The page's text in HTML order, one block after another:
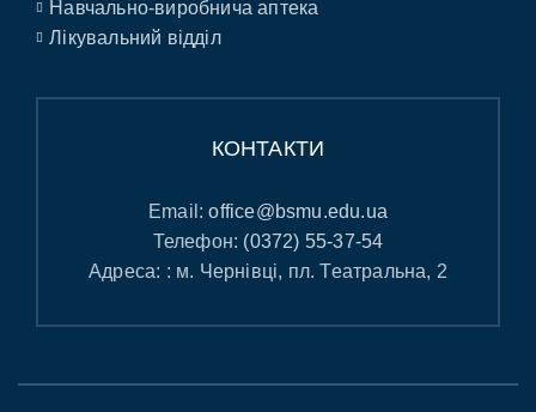
Навчально-виробнича аптека
Лікувальний відділ
КОНТАКТИ
Email:office@bsmu.edu.ua
Телефон: (0372) 55-37-54
Адреса: : м. Чернівці, пл. Театральна, 2